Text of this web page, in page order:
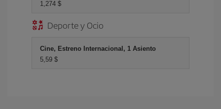
1,274 $
Deporte y Ocio
Cine, Estreno Internacional, 1 Asiento
5,59 $